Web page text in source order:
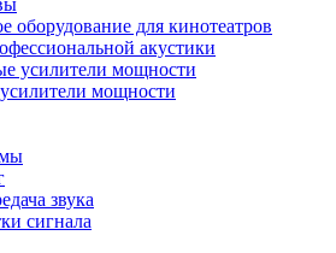
оборудование для кинотеатров
акустики
усилители мощности
мощности
звука
сигнала